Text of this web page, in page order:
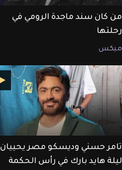
من كان سند ماجدة الرومي في
رحلتها
ميكس
تامر حسني وديسكو مصر يحييان
ليلة هايد بارك في رأس الحكمة